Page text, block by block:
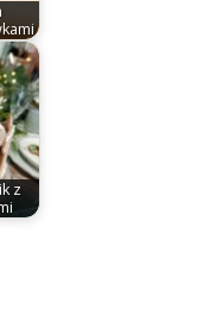
z